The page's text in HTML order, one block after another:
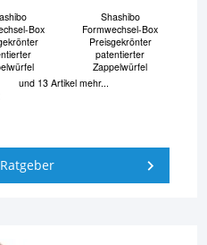
Box
Shashibo
Formwechsel-Box
Preisgekrönter
patentierter
Zappelwürfel
und 13 Artikel mehr...